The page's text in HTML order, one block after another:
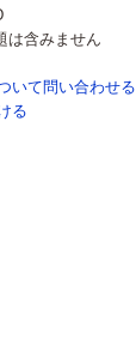
は含みません
いて問い合わせる
る